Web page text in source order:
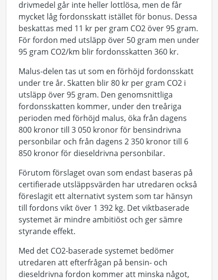
drivmedel går inte heller lottlösa, men de får
mycket låg fordonsskatt istället för bonus. Dessa
beskattas med 11 kr per gram CO2 över 95 gram.
För fordon med utsläpp över 50 gram men under
95 gram CO2/km blir fordonsskatten 360 kr.
Malus-delen tas ut som en förhöjd fordonsskatt
under tre år. Skatten blir 80 kr per gram CO2 i
utsläpp över 95 gram. Den genomsnittliga
fordonsskatten kommer, under den treåriga
perioden med förhöjd malus, öka från dagens
800 kronor till 3 050 kronor för bensindrivna
personbilar och från dagens 2 350 kronor till 6
850 kronor för dieseldrivna personbilar.
Förutom förslaget ovan som endast baseras på
certifierade utsläppsvärden har utredaren också
föreslagit ett alternativt system som tar hänsyn
till fordons vikt över 1 392 kg. Det viktbaserade
systemet är mindre ambitiöst och ger sämre
styrande effekt.
Med det CO2-baserade systemet bedömer
utredaren att efterfrågan på bensin- och
dieseldrivna fordon kommer att minska något,